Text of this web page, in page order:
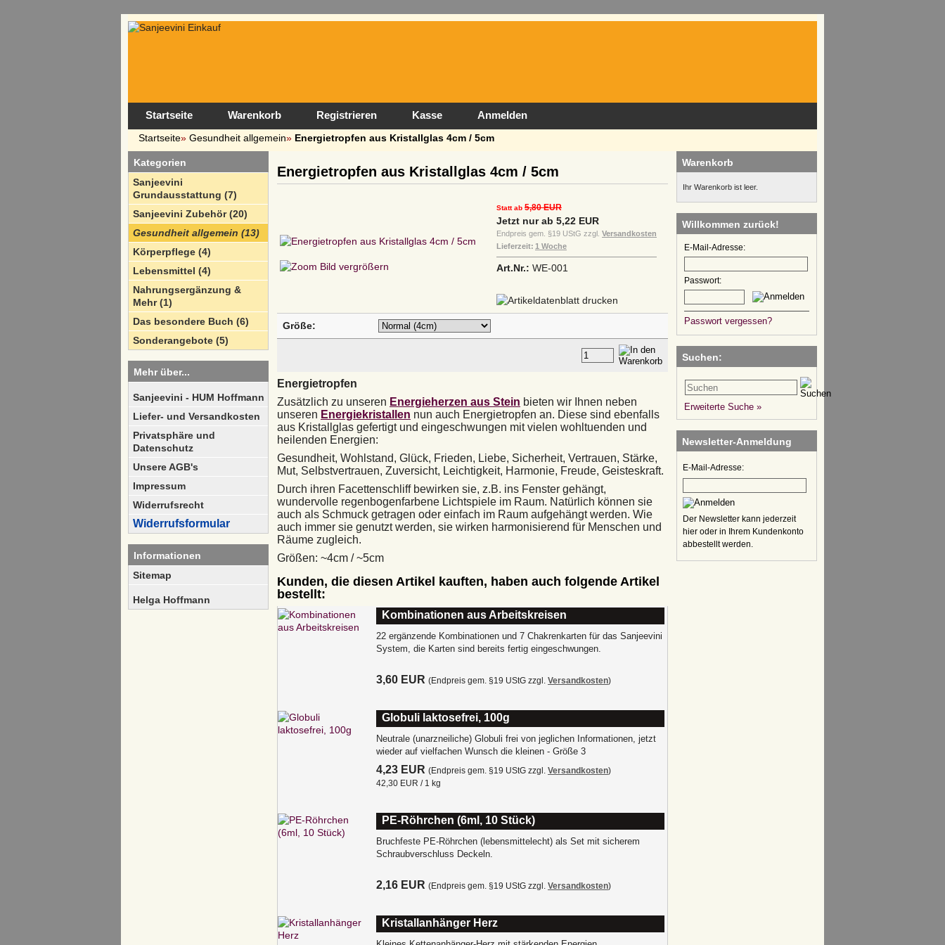
Startseite Warenkorb Registrieren Kasse Anmelden
Startseite» Gesundheit allgemein» Energietropfen aus Kristallglas 4cm / 5cm
Kategorien
Sanjeevini
Grundausstattung (7)
Sanjeevini Zubehör (20)
Gesundheit allgemein (13)
Körperpflege (4)
Lebensmittel (4)
Nahrungsergänzung &
Mehr (1)
Das besondere Buch (6)
Sonderangebote (5)
Mehr über...
Sanjeevini - HUM Hoffmann
Liefer- und Versandkosten
Privatsphäre und
Datenschutz
Unsere AGB's
Impressum
Widerrufsrecht
Widerrufsformular
Informationen
Sitemap
Helga Hoffmann
Energietropfen aus Kristallglas 4cm / 5cm
Bild vergrößern
Statt ab 5,80 EUR
Jetzt nur ab 5,22 EUR
Endpreis gem. §19 UStG zzgl. Versandkosten
Lieferzeit: 1 Woche
Art.Nr.: WE-001
Größe:
Energietropfen
Zusätzlich zu unseren Energieherzen aus Stein bieten wir Ihnen neben
unseren Energiekristallen nun auch Energietropfen an. Diese sind ebenfalls
aus Kristallglas gefertigt und eingeschwungen mit vielen wohltuenden und
heilenden Energien:
Gesundheit, Wohlstand, Glück, Frieden, Liebe, Sicherheit, Vertrauen, Stärke,
Mut, Selbstvertrauen, Zuversicht, Leichtigkeit, Harmonie, Freude, Geisteskraft.
Durch ihren Facettenschliff bewirken sie, z.B. ins Fenster gehängt,
wundervolle regenbogenfarbene Lichtspiele im Raum. Natürlich können sie
auch als Schmuck getragen oder einfach im Raum aufgehängt werden. Wie
auch immer sie genutzt werden, sie wirken harmonisierend für Menschen und
Räume zugleich.
Größen: ~4cm / ~5cm
Kunden, die diesen Artikel kauften, haben auch folgende Artikel
bestellt:
Kombinationen aus Arbeitskreisen
22 ergänzende Kombinationen und 7 Chakrenkarten für das Sanjeevini
System, die Karten sind bereits fertig eingeschwungen.
3,60 EUR (Endpreis gem. §19 UStG zzgl. Versandkosten)
Globuli laktosefrei, 100g
Neutrale (unarzneiliche) Globuli frei von jeglichen Informationen, jetzt
wieder auf vielfachen Wunsch die kleinen - Größe 3
4,23 EUR (Endpreis gem. §19 UStG zzgl. Versandkosten)
42,30 EUR / 1 kg
PE-Röhrchen (6ml, 10 Stück)
Bruchfeste PE-Röhrchen (lebensmittelecht) als Set mit sicherem
Schraubverschluss Deckeln.
2,16 EUR (Endpreis gem. §19 UStG zzgl. Versandkosten)
Kristallanhänger Herz
Warenkorb
Ihr Warenkorb ist leer.
Willkommen zurück!
E-Mail-Adresse:
Passwort:
Passwort vergessen?
Suchen:
Erweiterte Suche »
Newsletter-Anmeldung
E-Mail-Adresse:
Der Newsletter kann jederzeit
hier oder in Ihrem Kundenkonto
abbestellt werden.